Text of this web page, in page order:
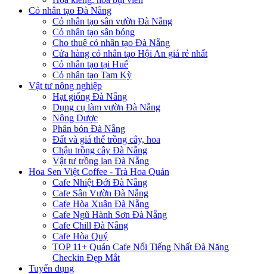
Cỏ nhân tạo Đà Nẵng
Cỏ nhân tạo sân vườn Đà Nẵng
Cỏ nhân tạo sân bóng
Cho thuê cỏ nhân tạo Đà Nẵng
Cửa hàng cỏ nhân tạo Hội An giá rẻ nhất
Cỏ nhân tạo tại Huế
Cỏ nhân tạo Tam Kỳ
Vật tư nông nghiệp
Hạt giống Đà Nẵng
Dụng cụ làm vườn Đà Nẵng
Nông Dược
Phân bón Đà Nẵng
Đất và giá thể trồng cây, hoa
Chậu trồng cây Đà Nẵng
Vật tư trồng lan Đà Nẵng
Hoa Sen Việt Coffee - Trà Hoa Quán
Cafe Nhiệt Đới Đà Nẵng
Cafe Sân Vườn Đà Nẵng
Cafe Hòa Xuân Đà Nẵng
Cafe Ngũ Hành Sơn Đà Nẵng
Cafe Chill Đà Nẵng
Cafe Hòa Quý
TOP 11+ Quán Cafe Nổi Tiếng Nhất Đà Năng
Checkin Đẹp Mắt
Tuyển dụng